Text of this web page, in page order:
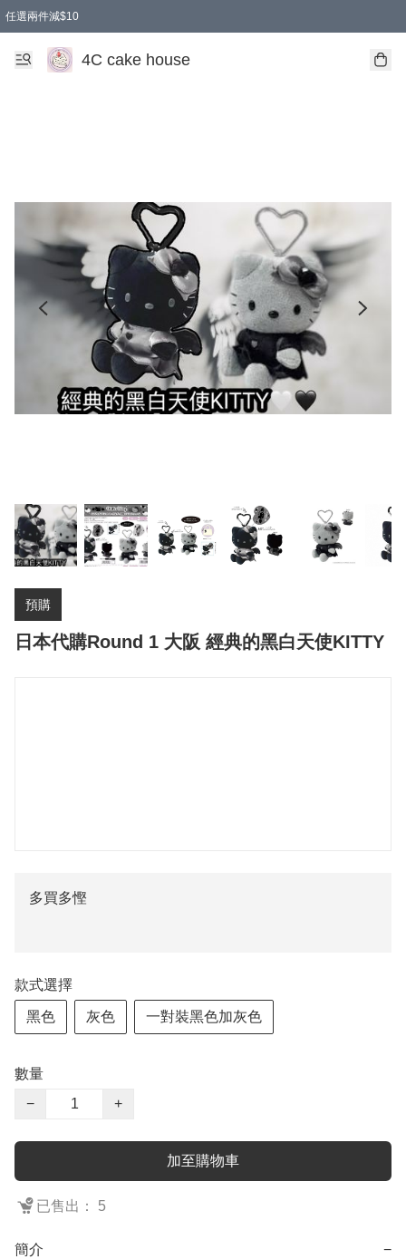
任選兩件減$10
買兩盒減$10
買兩件減$10
買2件減$10
買2件減$10
4C cake house
預購
日本代購Round 1 大阪 經典的黑白天使KITTY
多買多慳
款式選擇
黑色 灰色 一對裝黑色加灰色
數量
−
+
加至購物車
已售出： 5
簡介 −